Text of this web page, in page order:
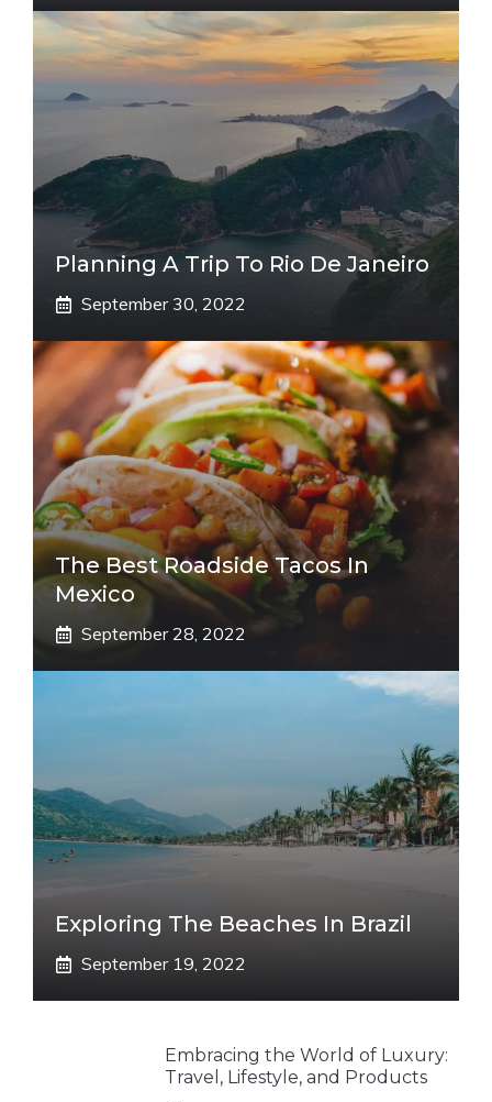
Planning A Trip To Rio De Janeiro
September 30, 2022
The Best Roadside Tacos In
Mexico
September 28, 2022
Exploring The Beaches In Brazil
September 19, 2022
Embracing the World of Luxury:
Travel, Lifestyle, and Products